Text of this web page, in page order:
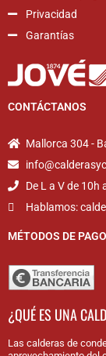
Privacidad
Garantías
CONTÁCTANOS
Mallorca 304 -
De L a V de 10h
Hablamos:
MÉTODOS DE PAGO
¿QUÉ ES UNA
Las calderas de